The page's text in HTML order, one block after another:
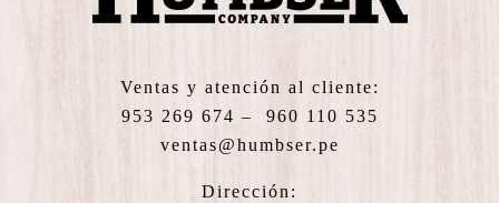
Ventas y atención al cliente:
953 269 674 – 960 110 535
ventas@humbser.pe
Dirección: